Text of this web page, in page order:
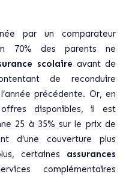
par un comparateur
70% des parents ne
scolaire avant de
de reconduire
précédente. Or, en
disponibles, il est
25 à 35% sur le prix de
d’une couverture plus
certaines assurances
complémentaires